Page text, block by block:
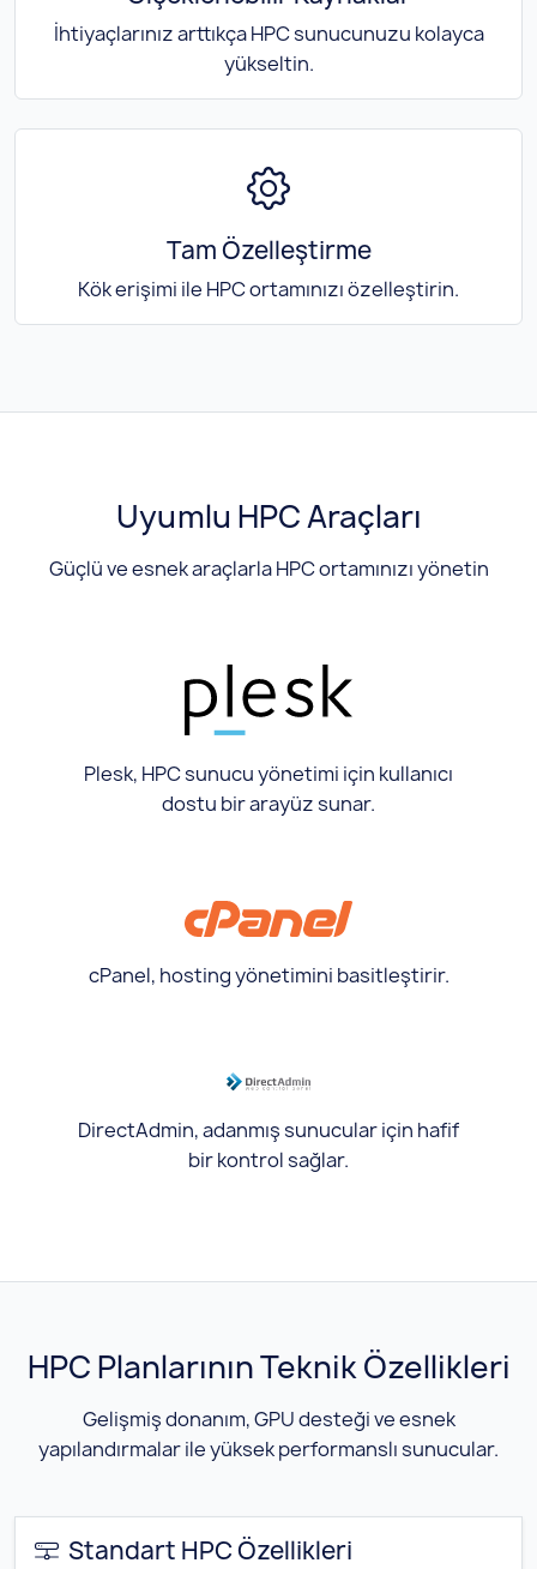
İhtiyaçlarınız arttıkça HPC sunucunuzu kolayca
yükseltin.
Tam Özelleştirme
Kök erişimi ile HPC ortamınızı özelleştirin.
Uyumlu HPC Araçları
Güçlü ve esnek araçlarla HPC ortamınızı yönetin
Plesk, HPC sunucu yönetimi için kullanıcı
dostu bir arayüz sunar.
cPanel, hosting yönetimini basitleştirir.
DirectAdmin, adanmış sunucular için hafif
bir kontrol sağlar.
HPC Planlarının Teknik Özellikleri
Gelişmiş donanım, GPU desteği ve esnek
yapılandırmalar ile yüksek performanslı sunucular.
Standart HPC Özellikleri